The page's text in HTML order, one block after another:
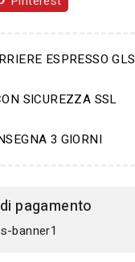
ESPRESSO GLS
SICUREZZA SSL
3 GIORNI
pagamento